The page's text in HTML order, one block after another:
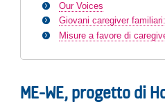
Our Voices
Giovani caregiver
Misure a favore di
ME-WE, progetto di